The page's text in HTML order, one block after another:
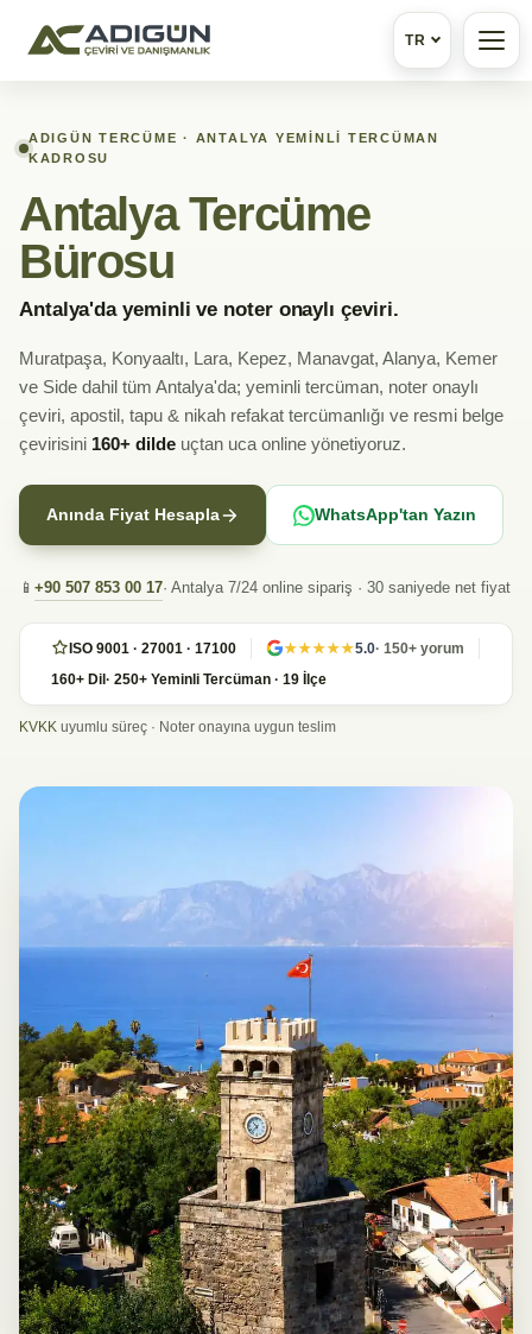
TR
ADIGÜN TERCÜME · ANTALYA YEMINLI TERCÜMAN
KADROSU
Antalya Tercüme
Bürosu
Antalya'da yeminli ve noter onaylı çeviri.
Muratpaşa, Konyaaltı, Lara, Kepez, Manavgat, Alanya, Kemer
ve Side dahil tüm Antalya'da; yeminli tercüman, noter onaylı
çeviri, apostil, tapu & nikah refakat tercümanlığı ve resmi belge
çevirisini 160+ dilde uçtan uca online yönetiyoruz.
Anında Fiyat Hesapla WhatsApp'tan Yazın
📱 +90 507 853 00 17· Antalya 7/24 online sipariş · 30 saniyede net fiyat
ISO 9001 · 27001 · 17100 ★★★★★5.0· 150+ yorum
160+ Dil· 250+ Yeminli Tercüman · 19 İlçe
KVKK uyumlu süreç · Noter onayına uygun teslim